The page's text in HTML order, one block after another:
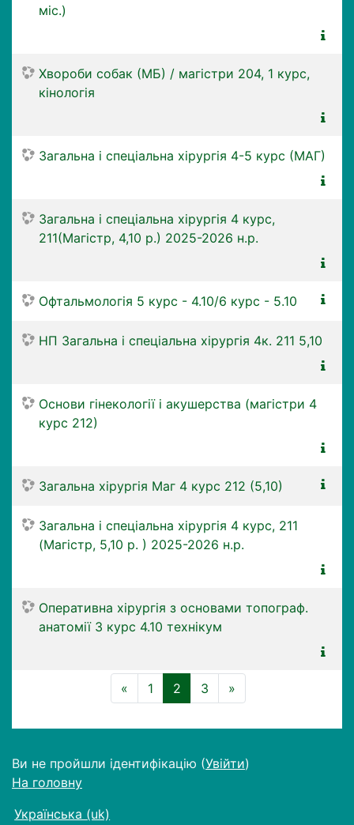
міс.)
Хвороби собак (МБ) / магістри 204, 1 курс,
кінологія
Загальна і спеціальна хірургія 4-5 курс (МАГ)
Загальна і спеціальна хірургія 4 курс,
211(Магістр, 4,10 р.) 2025-2026 н.р.
Офтальмологія 5 курс - 4.10/6 курс - 5.10
НП Загальна і спеціальна хірургія 4к. 211 5,10
Основи гінекології і акушерства (магістри 4
курс 212)
Загальна хірургія Маг 4 курс 212 (5,10)
Загальна і спеціальна хірургія 4 курс, 211
(Магістр, 5,10 р. ) 2025-2026 н.р.
Оперативна хірургія з основами топограф.
анатомії 3 курс 4.10 технікум
« Назад
1 2 (поточний)
3 »
Ви не пройшли ідентифікацію (Увійти)
На головну
Українська ‎(uk)‎